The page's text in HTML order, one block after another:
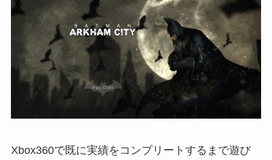
Xbox360で既に実績をコンプリートするまで遊び